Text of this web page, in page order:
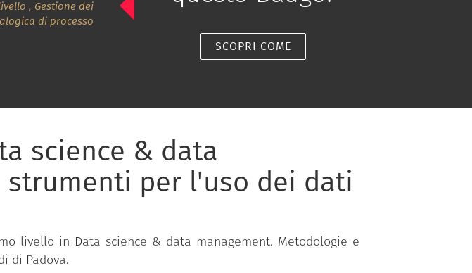
, Gestione dei
di processo
SCOPRI COME
science & data
strumenti per l'uso dei dati
livello in Data science & data management. Metodologie e
di Padova.